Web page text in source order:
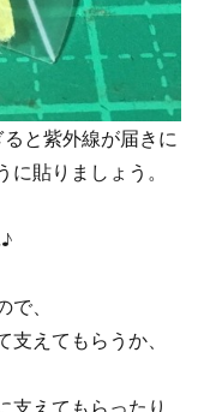
と紫外線が届きに
に貼りましょう。
、
えてもらうか、
支えてもらったり